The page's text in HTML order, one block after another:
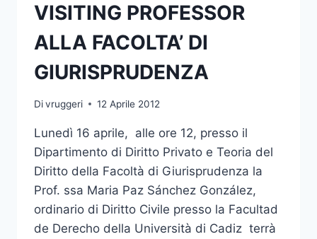
VISITING PROFESSOR
ALLA FACOLTA’ DI
GIURISPRUDENZA
Divruggeri 12 Aprile 2012
Lunedì 16 aprile, alle ore 12, presso il
Dipartimento di Diritto Privato e Teoria del
Diritto della Facoltà di Giurisprudenza la
Prof. ssa Maria Paz Sánchez González,
ordinario di Diritto Civile presso la Facultad
de Derecho della Università di Cadiz terrà